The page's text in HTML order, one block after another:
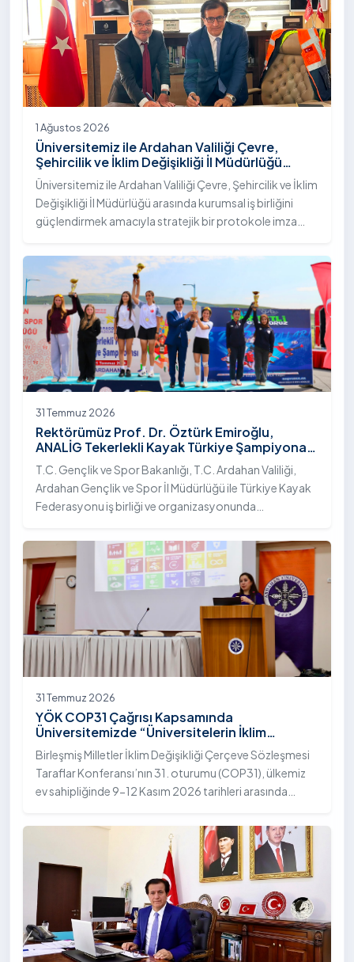
1 Ağustos 2026
Üniversitemiz ile Ardahan Valiliği Çevre,
Şehircilik ve İklim Değişikliği İl Müdürlüğü
Arasında İş Birliği Protokolü İmzalandı
Üniversitemiz ile Ardahan Valiliği Çevre, Şehircilik ve İklim
Değişikliği İl Müdürlüğü arasında kurumsal iş birliğini
güçlendirmek amacıyla stratejik bir protokole imza
31 Temmuz 2026
Rektörümüz Prof. Dr. Öztürk Emiroğlu,
ANALİG Tekerlekli Kayak Türkiye Şampiyonası
Ödül Töreni’ne Katıldı
T.C. Gençlik ve Spor Bakanlığı, T.C. Ardahan Valiliği,
Ardahan Gençlik ve Spor İl Müdürlüğü ile Türkiye Kayak
Federasyonu iş birliği ve organizasyonunda
Sezonu Tekerlekli Kayak Türkiye Şampiyonası, 30-31
Temmuz 2026 tarihlerinde Ardahan Üniversitesi Yenisey
Yerleşkesi ev sahipliğinde tamamlandı.
31 Temmuz 2026
YÖK COP31 Çağrısı Kapsamında
Üniversitemizde “Üniversitelerin İklim
Diplomasisindeki Rolü” Konulu Bilgilendirme
Toplantısı Yapıldı
Birleşmiş Milletler İklim Değişikliği Çerçeve Sözleşmesi
Taraflar Konferansı’nın 31. oturumu (COP31), ülkemiz
ev sahipliğinde 9-12 Kasım 2026 tarihleri arasında
Yükseköğretim Kurulu (YÖK), üniversitelerin akademik
katkı ve proje bildirimlerini koordine etme çağrısında
bulundu. Ardahan Üniversitesinde 31 Temmuz 2026
tarihinde bu çağrıya yönelik bir ön hazırlık toplantısı
düzenlendi.